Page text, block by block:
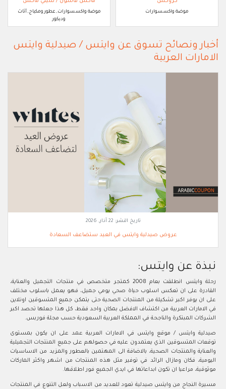
موضة واكسسوارات
موضة واكسسوارات, عطور ومكياج, أثاث
وديكور
أخبار ونصائح تسوق عن وايتس / صيدلية وايتس
الامارات العربية
تاريخ النشر: 22 آذار, 2026
عروض صيدلية وايتس في العيد ستضاعف السعادة
نبذة عن وايتس:
رحلة وايتس انطلقت بعام 2008 كمتجر متخصص في منتجات التجميل والعناية،
القادرة على ان تعكس اسلوب حياة صحي يومي جميل، فهو يعمل باسلوب مختلف
على ان يوفر اكبر تشكيلة من المنتجات الصحية حتى يتمكن جميع المتسوقين اونلاين
في الامارات العربية من اكتشاف الافضل بمكان واحد فقط، كل هذا جعلها تحصد اكبر
الشركات المبتكرة والناجحة في المملكة العربية السعودية حسب مجلة فوربس.
صيدلية وايتس / موقع وايتس في الامارات العربية عمد على ان يكون بمستوى
توقعات المتسوقين الذي يعتمدون عليه في حصولهم على جميع المنتجات التجميلية
والعناية والمنتجات الصحية، بالاضافة الى المهتمين بالعطور والمزيد من الاساسيات
اليومية، فكان ومازال الرائد في توفير مثل هذه المنتجات من اشهر واكثر الماركات
موثوقية، مراعيا ان تكون ابداعاتها في ايدي الجميع فور اطلاقها.
مسيرة النجاح من وايتس صيدلية تعود للعديد من الاسباب ولعل التنوع في المنتجات